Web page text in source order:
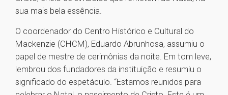
sua mais bela essência.
O coordenador do Centro Histórico e Cultural do
Mackenzie (CHCM), Eduardo Abrunhosa, assumiu o
papel de mestre de cerimônias da noite. Em tom leve,
lembrou dos fundadores da instituição e resumiu o
significado do espetáculo. “Estamos reunidos para